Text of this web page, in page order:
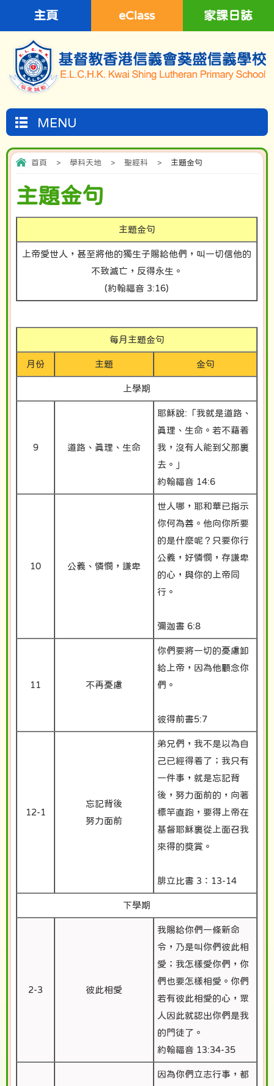
主頁 eClass 家課日誌
MENU
首頁 > 學科天地 > 聖經科 > 主題金句
主題金句
主題金句
上帝愛世人，甚至將他的獨生子賜給他們，叫一切信他的
不致滅亡，反得永生。
(約翰福音 3:16)
每月主題金句
月份 主題 金句
上學期
9 道路、真理、生命
耶穌說:「我就是道路、
真理、生命。若不藉着
我，沒有人能到父那裏
去。」
約翰福音 14:6
10 公義、憐憫，謙卑
世人哪，耶和華已指示
你何為善。他向你所要
的是什麼呢？只要你行
公義，好憐憫，存謙卑
的心，與你的上帝同
行。
彌迦書 6:8
11 不再憂慮
你們要將一切的憂慮卸
給上帝，因為他顧念你
們。
彼得前書5:7
12-1
忘記背後
努力面前
弟兄們，我不是以為自
己已經得着了；我只有
一件事，就是忘記背
後，努力面前的，向著
標竿直跑，要得上帝在
基督耶穌裏從上面召我
來得的獎賞。
腓立比書 3：13-14
下學期
2-3 彼此相愛
我賜給你們一條新命
令，乃是叫你們彼此相
愛；我怎樣愛你們，你
們也要怎樣相愛。你們
若有彼此相愛的心，眾
人因此就認出你們是我
的門徒了。
約翰福音 13:34-35
因為你們立志行事，都